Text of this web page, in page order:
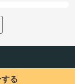
る